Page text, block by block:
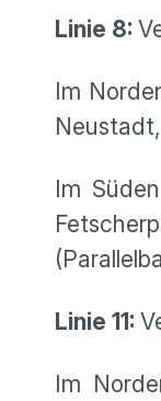
Linie 8:
Im
Im
Linie 11:
Im